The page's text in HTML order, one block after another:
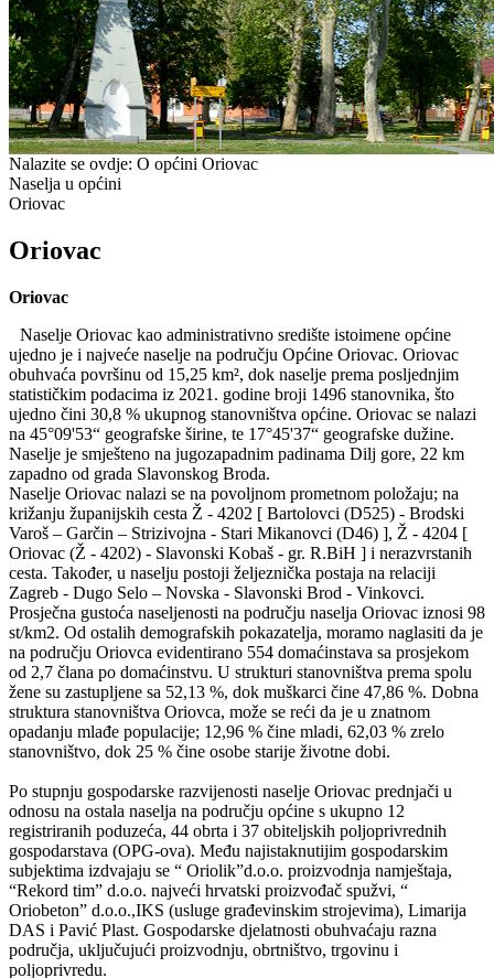
Nalazite se ovdje: O općini Oriovac
Naselja u općini
Oriovac
Oriovac
Oriovac
Naselje Oriovac kao administrativno središte istoimene općine
ujedno je i najveće naselje na području Općine Oriovac. Oriovac
obuhvaća površinu od 15,25 km², dok naselje prema posljednjim
statističkim podacima iz 2021. godine broji 1496 stanovnika, što
ujedno čini 30,8 % ukupnog stanovništva općine. Oriovac se nalazi
na 45°09'53“ geografske širine, te 17°45'37“ geografske dužine.
Naselje je smješteno na jugozapadnim padinama Dilj gore, 22 km
zapadno od grada Slavonskog Broda.
Naselje Oriovac nalazi se na povoljnom prometnom položaju; na
križanju županijskih cesta Ž - 4202 [ Bartolovci (D525) - Brodski
Varoš – Garčin – Strizivojna - Stari Mikanovci (D46) ], Ž - 4204 [
Oriovac (Ž - 4202) - Slavonski Kobaš - gr. R.BiH ] i nerazvrstanih
cesta. Također, u naselju postoji željeznička postaja na relaciji
Zagreb - Dugo Selo – Novska - Slavonski Brod - Vinkovci.
Prosječna gustoća naseljenosti na području naselja Oriovac iznosi 98
st/km2. Od ostalih demografskih pokazatelja, moramo naglasiti da je
na području Oriovca evidentirano 554 domaćinstava sa prosjekom
od 2,7 člana po domaćinstvu. U strukturi stanovništva prema spolu
žene su zastupljene sa 52,13 %, dok muškarci čine 47,86 %. Dobna
struktura stanovništva Oriovca, može se reći da je u znatnom
opadanju mlađe populacije; 12,96 % čine mladi, 62,03 % zrelo
stanovništvo, dok 25 % čine osobe starije životne dobi.
Po stupnju gospodarske razvijenosti naselje Oriovac prednjači u
odnosu na ostala naselja na području općine s ukupno 12
registriranih poduzeća, 44 obrta i 37 obiteljskih poljoprivrednih
gospodarstava (OPG-ova). Među najistaknutijim gospodarskim
subjektima izdvajaju se “ Oriolik”d.o.o. proizvodnja namještaja,
“Rekord tim” d.o.o. najveći hrvatski proizvođač spužvi, “
Oriobeton” d.o.o.,IKS (usluge građevinskim strojevima), Limarija
DAS i Pavić Plast. Gospodarske djelatnosti obuhvaćaju razna
područja, uključujući proizvodnju, obrtništvo, trgovinu i
poljoprivredu.